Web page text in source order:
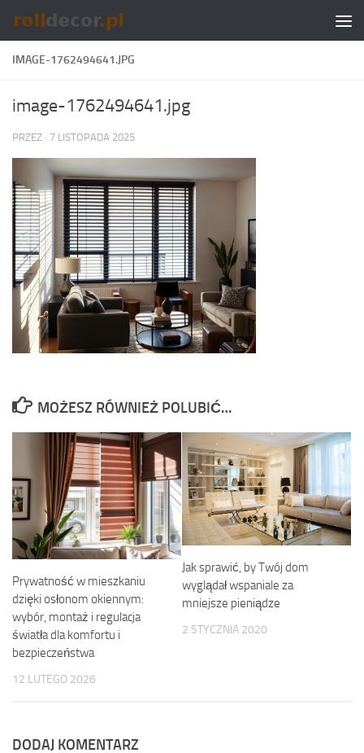
Skip to content
IMAGE-1762494641.JPG
image-1762494641.jpg
PRZEZ · 7 LISTOPADA 2025
MOŻESZ RÓWNIEŻ POLUBIĆ…
Prywatność w mieszkaniu
dzięki osłonom okiennym:
wybór, montaż i regulacja
światła dla komfortu i
bezpieczeństwa
12 LUTEGO 2026
Jak sprawić, by Twój dom
wyglądał wspaniale za
mniejsze pieniądze
2 STYCZNIA 2020
DODAJ KOMENTARZ